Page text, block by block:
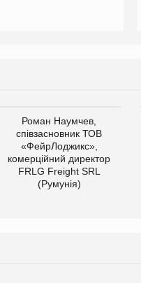
Роман Наумчев,
співзасновник ТОВ
«ФейрЛоджикс»,
комерційний директор
FRLG Freight SRL
(Румунія)